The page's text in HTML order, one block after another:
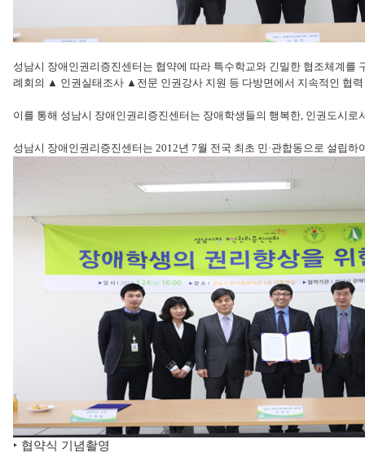
성남시 장애인권리증진센터는 협약에 따라 특수학교와 긴밀한 협조체계
례회의 ▲ 인권실태조사 ▲전문 인권강사 지원 등 다방면에서 지속적인 협력
이를 통해 성남시 장애인권리증진센터는 장애학생들의 행복한, 인권도시로
성남시 장애인권리증진센터는 2012년 7월 전국 최초 민·관합동으로 설립
‣ 협약식 기념촬영